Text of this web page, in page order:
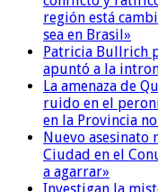
región está
sea en Brasil»
Patricia Bullrich
apuntó a la
La amenaza de
ruido en el
en la Provincia
Nuevo
Ciudad en el
a agarrar»